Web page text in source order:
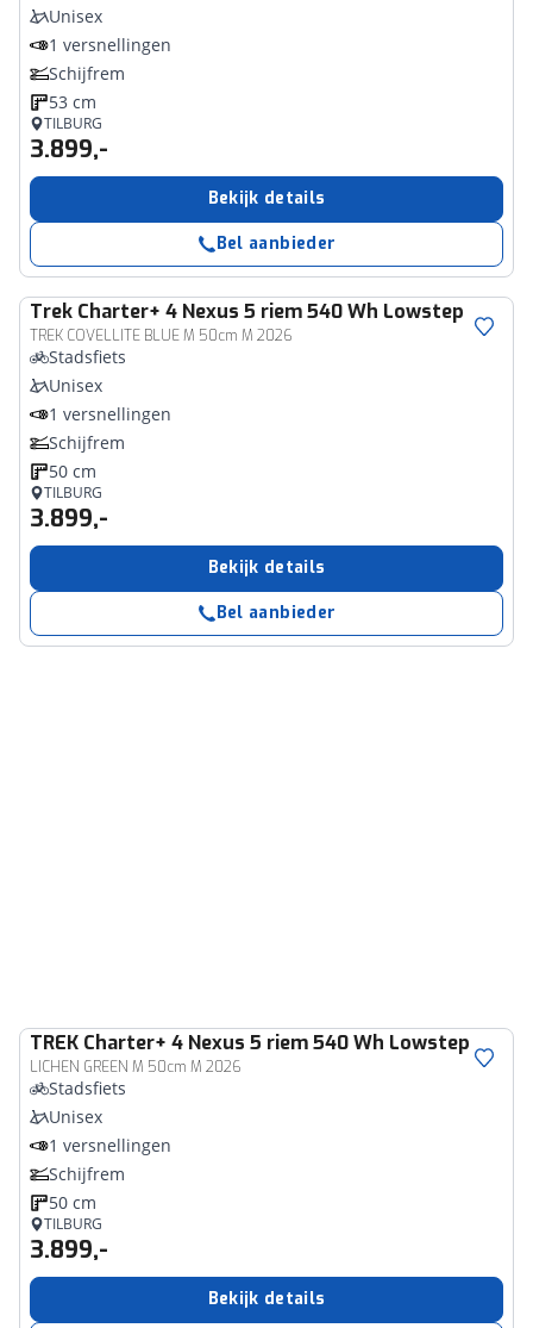
Unisex
1 versnellingen
Schijfrem
53 cm
TILBURG
3.899,-
Bekijk details
Bel aanbieder
Trek Charter+ 4 Nexus 5 riem 540 Wh Lowstep
TREK COVELLITE BLUE M 50cm M 2026
Stadsfiets
Unisex
1 versnellingen
Schijfrem
50 cm
TILBURG
3.899,-
Bekijk details
Bel aanbieder
TREK Charter+ 4 Nexus 5 riem 540 Wh Lowstep
LICHEN GREEN M 50cm M 2026
Stadsfiets
Unisex
1 versnellingen
Schijfrem
50 cm
TILBURG
3.899,-
Bekijk details